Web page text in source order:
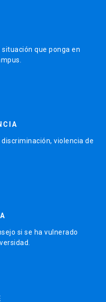
que ponga en
violencia de
si se ha vulnerado